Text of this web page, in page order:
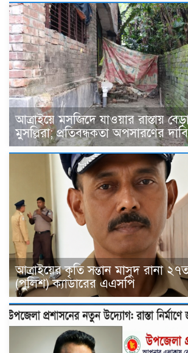
আত্রাইয়ে মসজিদে যাওয়ার রাস্তায়
মুসল্লিরা; প্রতিবন্ধকতা অপসারণের
আত্রাইয়ের কৃতি সন্তান মাসুদ রানা
(পুলিশ) ক্যাডারের এএসপি